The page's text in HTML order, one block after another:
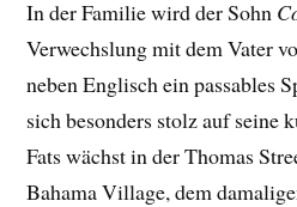
In der Familie wird der Sohn
Verwechslung mit dem Vater
neben Englisch ein passables
sich besonders stolz auf seine
Fats wächst in der Thomas
Bahama Village, dem